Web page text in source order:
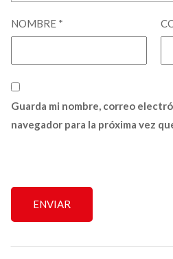
NOMBRE *
Guarda mi nombre, correo
navegador para la próxima vez